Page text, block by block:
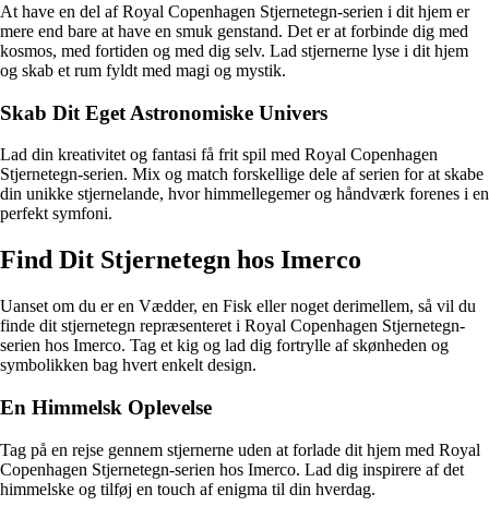
At have en del af Royal Copenhagen Stjernetegn-serien i dit hjem er
mere end bare at have en smuk genstand. Det er at forbinde dig med
kosmos, med fortiden og med dig selv. Lad stjernerne lyse i dit hjem
og skab et rum fyldt med magi og mystik.
Skab Dit Eget Astronomiske Univers
Lad din kreativitet og fantasi få frit spil med Royal Copenhagen
Stjernetegn-serien. Mix og match forskellige dele af serien for at skabe
din unikke stjernelande, hvor himmellegemer og håndværk forenes i en
perfekt symfoni.
Find Dit Stjernetegn hos Imerco
Uanset om du er en Vædder, en Fisk eller noget derimellem, så vil du
finde dit stjernetegn repræsenteret i Royal Copenhagen Stjernetegn-
serien hos Imerco. Tag et kig og lad dig fortrylle af skønheden og
symbolikken bag hvert enkelt design.
En Himmelsk Oplevelse
Tag på en rejse gennem stjernerne uden at forlade dit hjem med Royal
Copenhagen Stjernetegn-serien hos Imerco. Lad dig inspirere af det
himmelske og tilføj en touch af enigma til din hverdag.